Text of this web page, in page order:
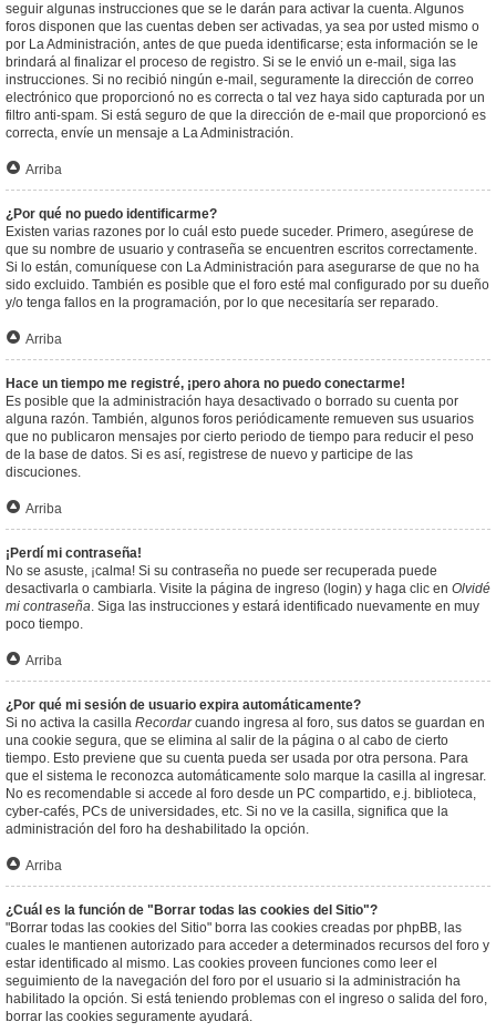
seguir algunas instrucciones que se le darán para activar la cuenta. Algunos
foros disponen que las cuentas deben ser activadas, ya sea por usted mismo o
por La Administración, antes de que pueda identificarse; esta información se le
brindará al finalizar el proceso de registro. Si se le envió un e-mail, siga las
instrucciones. Si no recibió ningún e-mail, seguramente la dirección de correo
electrónico que proporcionó no es correcta o tal vez haya sido capturada por un
filtro anti-spam. Si está seguro de que la dirección de e-mail que proporcionó es
correcta, envíe un mensaje a La Administración.
Arriba
¿Por qué no puedo identificarme?
Existen varias razones por lo cuál esto puede suceder. Primero, asegúrese de
que su nombre de usuario y contraseña se encuentren escritos correctamente.
Si lo están, comuníquese con La Administración para asegurarse de que no ha
sido excluido. También es posible que el foro esté mal configurado por su dueño
y/o tenga fallos en la programación, por lo que necesitaría ser reparado.
Arriba
Hace un tiempo me registré, ¡pero ahora no puedo conectarme!
Es posible que la administración haya desactivado o borrado su cuenta por
alguna razón. También, algunos foros periódicamente remueven sus usuarios
que no publicaron mensajes por cierto periodo de tiempo para reducir el peso
de la base de datos. Si es así, registrese de nuevo y participe de las
discuciones.
Arriba
¡Perdí mi contraseña!
No se asuste, ¡calma! Si su contraseña no puede ser recuperada puede
desactivarla o cambiarla. Visite la página de ingreso (login) y haga clic en Olvidé
mi contraseña. Siga las instrucciones y estará identificado nuevamente en muy
poco tiempo.
Arriba
¿Por qué mi sesión de usuario expira automáticamente?
Si no activa la casilla Recordarcuando ingresa al foro, sus datos se guardan en
una cookie segura, que se elimina al salir de la página o al cabo de cierto
tiempo. Esto previene que su cuenta pueda ser usada por otra persona. Para
que el sistema le reconozca automáticamente solo marque la casilla al ingresar.
No es recomendable si accede al foro desde un PC compartido, e.j. biblioteca,
cyber-cafés, PCs de universidades, etc. Si no ve la casilla, significa que la
administración del foro ha deshabilitado la opción.
Arriba
¿Cuál es la función de "Borrar todas las cookies del Sitio"?
"Borrar todas las cookies del Sitio" borra las cookies creadas por phpBB, las
cuales le mantienen autorizado para acceder a determinados recursos del foro y
estar identificado al mismo. Las cookies proveen funciones como leer el
seguimiento de la navegación del foro por el usuario si la administración ha
habilitado la opción. Si está teniendo problemas con el ingreso o salida del foro,
borrar las cookies seguramente ayudará.